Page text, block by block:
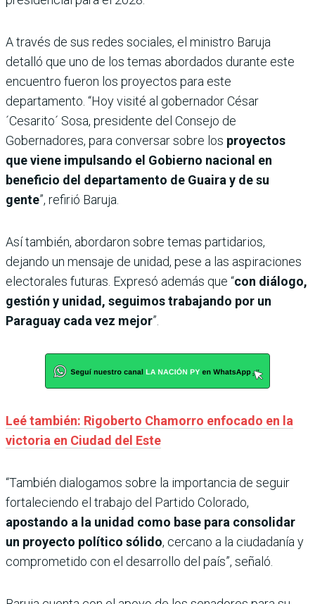
A través de sus redes sociales, el ministro Baruja
detalló que uno de los temas abordados durante este
encuentro fueron los proyectos para este
departamento. “Hoy visité al gobernador César
´Cesarito´ Sosa, presidente del Consejo de
Gobernadores, para conversar sobre los proyectos
que viene impulsando el Gobierno nacional en
beneficio del departamento de Guaira y de su
gente”, refirió Baruja.
Así también, abordaron sobre temas partidarios,
dejando un mensaje de unidad, pese a las aspiraciones
electorales futuras. Expresó además que “con diálogo,
gestión y unidad, seguimos trabajando por un
Paraguay cada vez mejor”.
Leé también: Rigoberto Chamorro enfocado en la
victoria en Ciudad del Este
“También dialogamos sobre la importancia de seguir
fortaleciendo el trabajo del Partido Colorado,
apostando a la unidad como base para consolidar
un proyecto político sólido, cercano a la ciudadanía y
comprometido con el desarrollo del país”, señaló.